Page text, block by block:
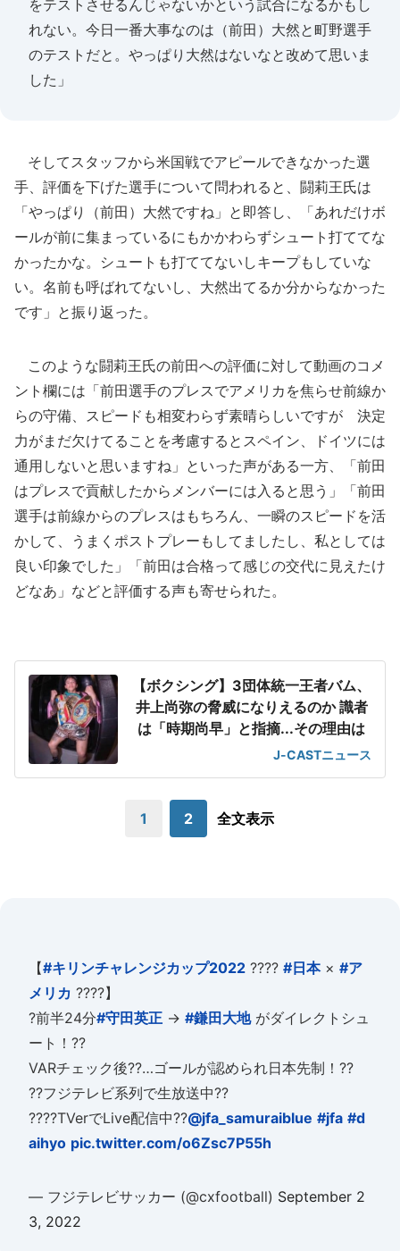
をテストさせるんじゃないかという試合になるかもし
れない。今日一番大事なのは（前田）大然と町野選手
のテストだと。やっぱり大然はないなと改めて思いま
した」
そしてスタッフから米国戦でアピールできなかった選
手、評価を下げた選手について問われると、闘莉王氏は
「やっぱり（前田）大然ですね」と即答し、「あれだけボ
ールが前に集まっているにもかかわらずシュート打ててな
かったかな。シュートも打ててないしキープもしていな
い。名前も呼ばれてないし、大然出てるか分からなかった
です」と振り返った。
このような闘莉王氏の前田への評価に対して動画のコメ
ント欄には「前田選手のプレスでアメリカを焦らせ前線か
らの守備、スピードも相変わらず素晴らしいですが 決定
力がまだ欠けてることを考慮するとスペイン、ドイツには
通用しないと思いますね」といった声がある一方、「前田
はプレスで貢献したからメンバーには入ると思う」「前田
選手は前線からのプレスはもちろん、一瞬のスピードを活
かして、うまくポストプレーもしてましたし、私としては
良い印象でした」「前田は合格って感じの交代に見えたけ
どなあ」などと評価する声も寄せられた。
【ボクシング】3団体統一王者バム、
井上尚弥の脅威になりえるのか 識者
は「時期尚早」と指摘...その理由は
J-CASTニュース
1 2 全文表示
【#キリンチャレンジカップ2022 ???? #日本× #ア
メリカ ????】
?前半24分#守田英正 → #鎌田大地がダイレクトシュ
ート！??
VARチェック後??…ゴールが認められ日本先制！??
??フジテレビ系列で生放送中??
????TVerでLive配信中??@jfa_samuraiblue #jfa #d
aihyo pic.twitter.com/o6Zsc7P55h
— フジテレビサッカー (@cxfootball) September 2
3, 2022